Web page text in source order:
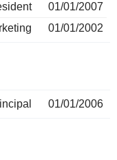
01/01/2007
01/01/2002
01/01/2006